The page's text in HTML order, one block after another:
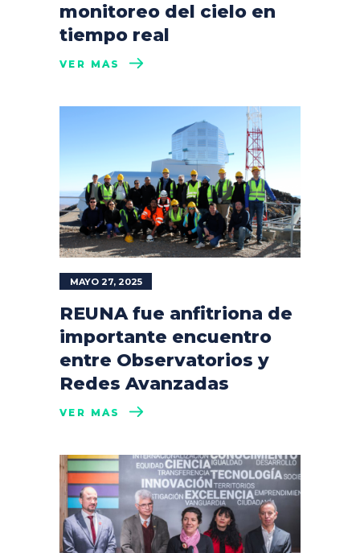
monitoreo del cielo en
tiempo real
VER MÁS
MAYO 27, 2025
REUNA fue anfitriona de
importante encuentro
entre Observatorios y
Redes Avanzadas
VER MÁS